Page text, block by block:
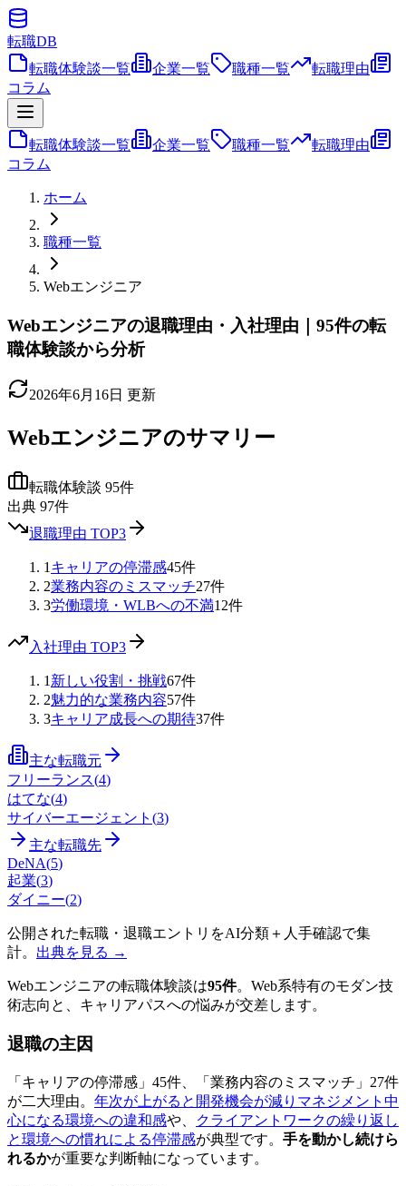
転職DB
転職体験談一覧
企業一覧 職種一覧
転職理由
コラム
転職体験談一覧 企業一覧 職種一覧
転職理由
コラム
ホーム
職種一覧
Webエンジニア
Webエンジニアの退職理由・入社理由｜95件の転
職体験談から分析
2026年6月16日 更新
Webエンジニアのサマリー
転職体験談 95件
出典 97件
退職理由 TOP3
1 キャリアの停滞感45件
2業務内容のミスマッチ27件
3労働環境・WLBへの不満12件
入社理由 TOP3
1 新しい役割・挑戦67件
2魅力的な業務内容57件
3キャリア成長への期待37件
主な転職元
フリーランス(4)
はてな(4)
サイバーエージェント (3)
主な転職先
DeNA(5)
起業(3)
ダイニー(2)
公開された転職・退職エントリをAI分類＋人手確認で集
計。 出典を見る →
Webエンジニアの転職体験談は95件。Web系特有のモダン技
術志向と、キャリアパスへの悩みが交差します。
退職の主因
「キャリアの停滞感」45件、「業務内容のミスマッチ」27件
が二大理由。 年次が上がると開発機会が減りマネジメント中
心になる環境への違和感や、
クライアントワークの繰り返し
と環境への慣れによる停滞感が典型です。 手を動かし続けら
れるかが重要な判断軸になっています。